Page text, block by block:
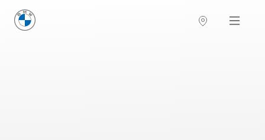
BMW Sverige Navigation